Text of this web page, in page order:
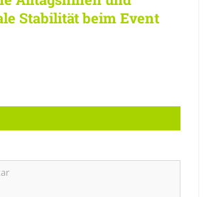
Stabilität beim Event